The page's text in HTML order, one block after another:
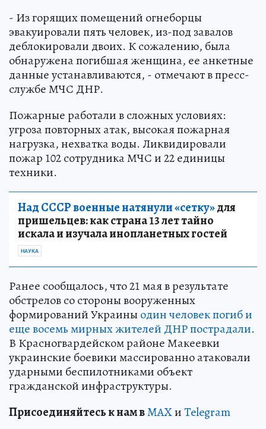
- Из горящих помещений огнеборцы
эвакуировали пять человек, из-под завалов
деблокировали двоих. К сожалению, была
обнаружена погибшая женщина, ее анкетные
данные устанавливаются, - отмечают в пресс-
службе МЧС ДНР.
Пожарные работали в сложных условиях:
угроза повторных атак, высокая пожарная
нагрузка, нехватка воды. Ликвидировали
пожар 102 сотрудника МЧС и 22 единицы
техники.
Над СССР военные натянули «сетку»для
пришельцев: как страна 13 лет тайно
искала и изучала инопланетных гостей
НАУКА
Ранее сообщалось, что 21 мая в результате
обстрелов со стороны вооруженных
формирований Украины один человек погиб и
еще восемь мирных жителей ДНР пострадали.
В Красногвардейском районе Макеевки
украинские боевики массированно атаковали
ударными беспилотниками объект
гражданской инфраструктуры.
Присоединяйтесь к нам вMAXиTelegram